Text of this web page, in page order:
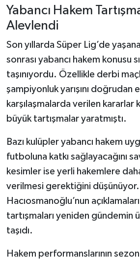
Yabancı Hakem
Alevlendi
Son yıllarda Süper Lig’de
sonrası yabancı hakem konusu
taşınıyordu. Özellikle derbi
şampiyonluk yarışını doğrudan
karşılaşmalarda verilen kararlar
büyük tartışmalar yaratmıştı.
Bazı kulüpler yabancı hakem
futboluna katkı sağlayacağını
kesimler ise yerli hakemlere
verilmesi gerektiğini
Hacıosmanoğlu’nun
tartışmaları yeniden gündemin
taşıdı.
Hakem performanslarının